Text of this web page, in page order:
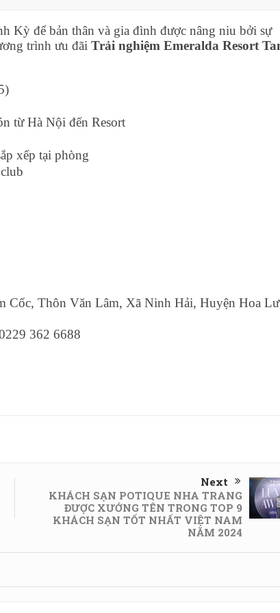
Kỳ để bản thân và gia đình được nâng niu bởi sự
trình ưu đãi Trải nghiệm Emeralda Resort
từ Hà Nội đến Resort
xếp tại phòng
Cốc, Thôn Văn Lâm, Xã Ninh Hải, Huyện Hoa
362 6688
Next
KHÁCH SẠN POTIQUE NHA TRANG
ĐƯỢC XƯỚNG TÊN TRONG TOP 9
KHÁCH SẠN TỐT NHẤT VIỆT NAM
NĂM 2024